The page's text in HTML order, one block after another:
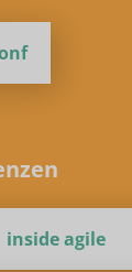
inside agile